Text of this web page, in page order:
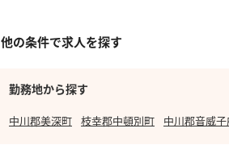
他の条件で求人を探す
勤務地から探す
中川郡美深町 枝幸郡中頓別町 中川郡音威